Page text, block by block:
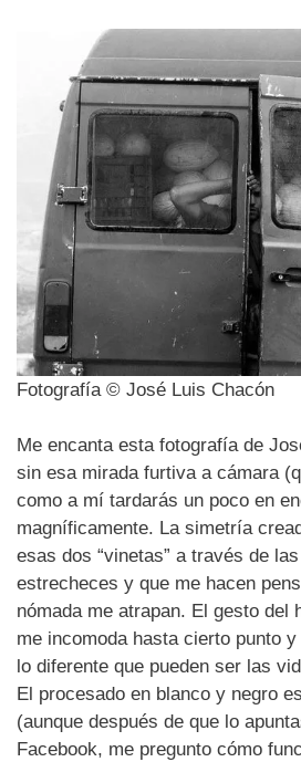
Fotografía © José Luis Chacón
Me encanta esta fotografía de
sin esa mirada furtiva a cámara
como a mí tardarás un poco en
magníficamente. La simetría
esas dos “vinetas” a través de
estrecheces y que me hacen
nómada me atrapan. El gesto del
me incomoda hasta cierto punto
lo diferente que pueden ser las
El procesado en blanco y negro
(aunque después de que lo
Facebook, me pregunto cómo